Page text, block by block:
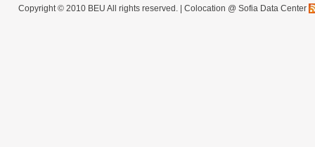
Copyright © 2010 BEU All rights reserved. | Colocation @ Sofia Data Center